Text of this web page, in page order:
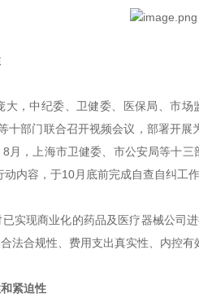
，中纪委、卫健委、医保局、市
十部门联合召开视频会议，部署开
月，上海市卫健委、市公安局等十
内容，于10月底前完成自查自纠工作
实现商业化的药品及医疗器械公司
法合规性、费用支出真实性、内控有
紧迫性